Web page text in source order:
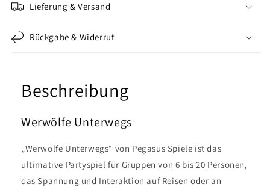
Lieferung & Versand
Rückgabe & Widerruf
Beschreibung
Werwölfe Unterwegs
„Werwölfe Unterwegs“ von Pegasus Spiele ist das
ultimative Partyspiel für Gruppen von 6 bis 20 Personen,
das Spannung und Interaktion auf Reisen oder an